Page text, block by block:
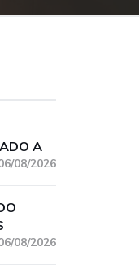
A
08/2026
08/2026